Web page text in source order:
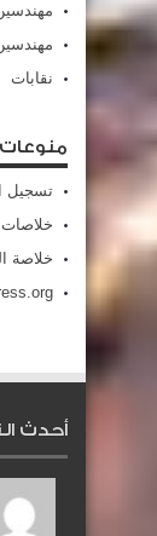
نقابات
منوعات
تسجيل
خلاصات Feed الإدخالات
خلاصة
أحدث